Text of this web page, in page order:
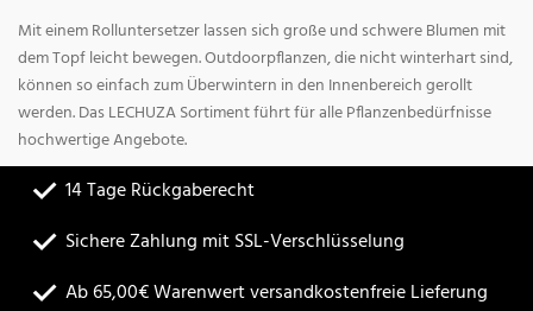
Mit einem Rolluntersetzer lassen sich große und schwere Blumen mit
dem Topf leicht bewegen. Outdoorpflanzen, die nicht winterhart sind,
können so einfach zum Überwintern in den Innenbereich gerollt
werden. Das LECHUZA Sortiment führt für alle Pflanzenbedürfnisse
hochwertige Angebote.
14 Tage Rückgaberecht
Sichere Zahlung mit SSL-Verschlüsselung
Ab 65,00€ Warenwert versandkostenfreie Lieferung